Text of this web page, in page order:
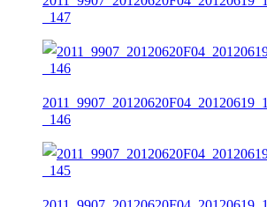
_147
_146